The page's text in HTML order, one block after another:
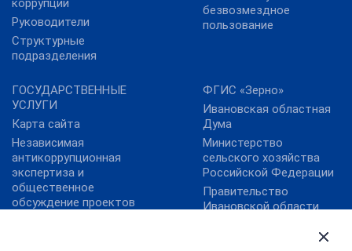
коррупции
Руководители
Структурные
подразделения
безвозмездное
пользование
ГОСУДАРСТВЕННЫЕ
УСЛУГИ
Карта сайта
Независимая
антикоррупционная
экспертиза и
общественное
обсуждение проектов
ФГИС «Зерно»
Ивановская областная
Дума
Министерство
сельского хозяйства
Российской Федерации
Правительство
Ивановской области